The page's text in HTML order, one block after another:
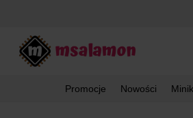
Promocje Nowości